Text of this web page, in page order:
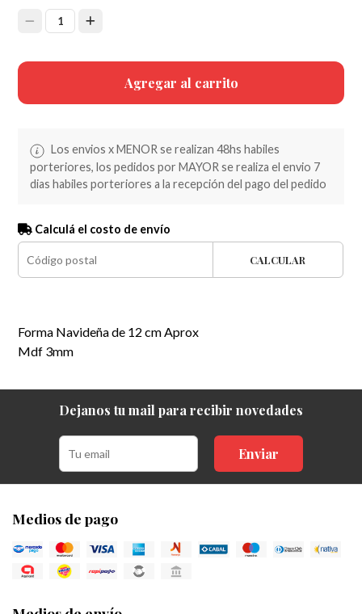
1
Agregar al carrito
Los envios x MENOR se realizan 48hs habiles
porteriores, los pedidos por MAYOR se realiza el envio 7
dias habiles porteriores a la recepción del pago del pedido
Calculá el costo de envío
CALCULAR
Forma Navideña de 12 cm Aprox
Mdf 3mm
Dejanos tu mail para recibir novedades
Enviar
Medios de pago